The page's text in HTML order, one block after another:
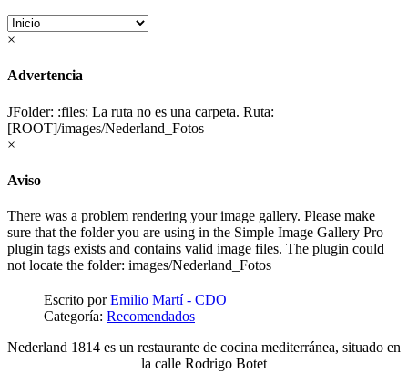
×
Advertencia
JFolder: :files: La ruta no es una carpeta. Ruta:
[ROOT]/images/Nederland_Fotos
×
Aviso
There was a problem rendering your image gallery. Please make
sure that the folder you are using in the Simple Image Gallery Pro
plugin tags exists and contains valid image files. The plugin could
not locate the folder: images/Nederland_Fotos
Escrito porEmilio Martí - CDO
Categoría: Recomendados
Nederland 1814 es un restaurante de cocina mediterránea, situado en
la calle Rodrigo Botet